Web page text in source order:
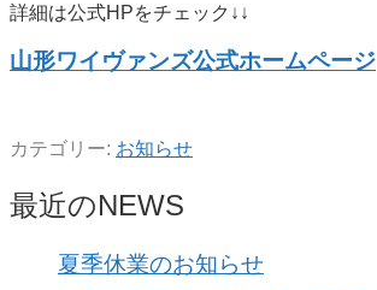
詳細は公式HPをチェック↓↓
山形ワイヴァンズ公式ホームページ
カテゴリー: お知らせ
最近のNEWS
夏季休業のお知らせ